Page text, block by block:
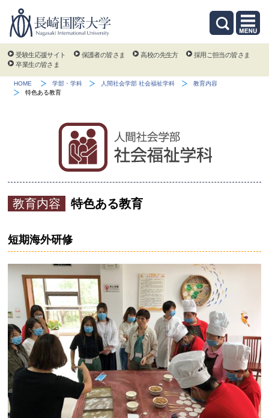
受験生応援サイト 保護者の皆さま 高校の先生方
採用ご担当の皆さま
卒業生の皆さま
HOME 学部・学科 人間社会学部 社会福祉学科
教育内容
特色ある教育
教育内容 特色ある教育
短期海外研修